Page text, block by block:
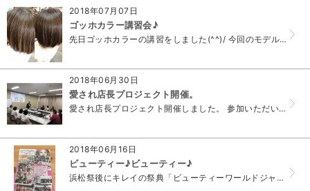
2018年07月07日
ゴッホカラー講習会♪
先日ゴッホカラーの講習をしました(^^)/ 今回のモデルさんは美容師の方。元々の髪の状態も良く、パサつきも少なめでした。 そんな方にも「ゴッホカラー」の...
2018年06月30日
愛され店長プロジェクト開催。
愛され店長プロジェクト開催しました。 参加いただいたサロン様から良い内容でした♪とうれしいお言葉をもらい、弊社としてもうれしいです(^^)/ 第二回は7...
2018年06月16日
ビューティー♪ビューティー♪
浜松祭後にキレイの祭典「ビューティーワールドジャパン」が開催され、我らがゴッホスタイリングカラーが今年も出展致しました(^^)/ 今後も様々な展開をして...